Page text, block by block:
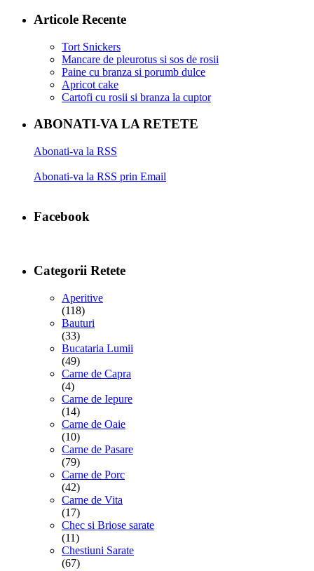
Articole Recente
Tort Snickers
Mancare de pleurotus si sos de rosii
Paine cu branza si porumb dulce
Apricot cake
Cartofi cu rosii si branza la cuptor
ABONATI-VA LA RETETE
Abonati-va la RSS
Abonati-va la RSS prin Email
Facebook
Categorii Retete
Aperitive
(118)
Bauturi
(33)
Bucataria Lumii
(49)
Carne de Capra
(4)
Carne de Iepure
(14)
Carne de Oaie
(10)
Carne de Pasare
(79)
Carne de Porc
(42)
Carne de Vita
(17)
Chec si Briose sarate
(11)
Chestiuni Sarate
(67)